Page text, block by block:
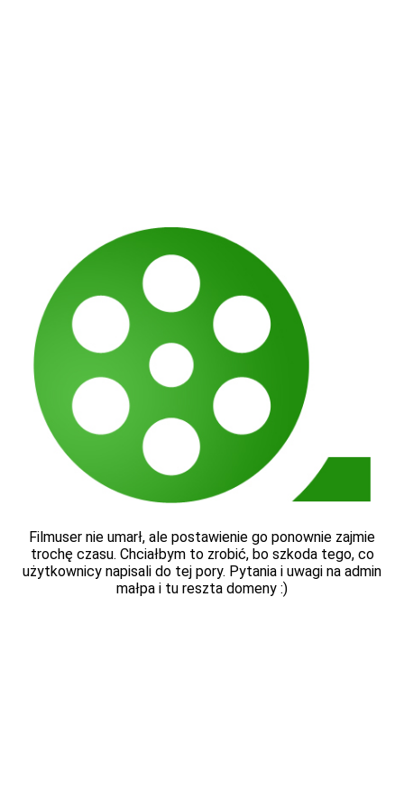
Filmuser nie umarł, ale postawienie go ponownie zajmie
trochę czasu. Chciałbym to zrobić, bo szkoda tego, co
użytkownicy napisali do tej pory. Pytania i uwagi na admin
małpa i tu reszta domeny :)